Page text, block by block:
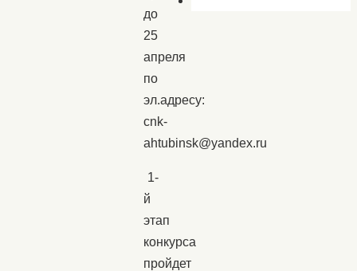
до
25
апреля
по
эл.адресу:
cnk-
ahtubinsk@yandex.ru
1-
й
этап
конкурса
пройдет